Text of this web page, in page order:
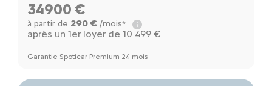
34900 €
à partir de 290 €/mois*
après un 1er loyer de 10 499 €
Garantie Spoticar Premium 24 mois